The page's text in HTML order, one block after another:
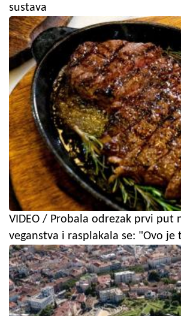
sustava
VIDEO / Probala odrezak prvi put
veganstva i rasplakala se: "Ovo